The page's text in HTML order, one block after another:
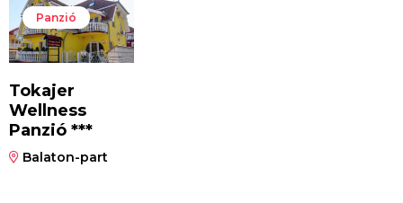
Panzió
Tokajer
Wellness
Panzió ***
Balaton-part